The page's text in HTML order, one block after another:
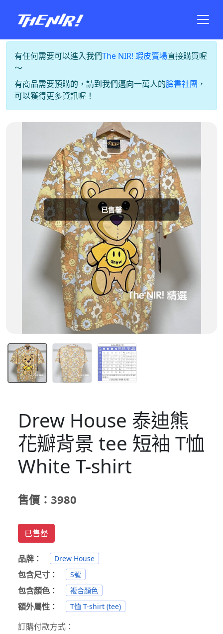
有任何需要可以進入我們The NIR! 蝦皮賣場直接購買喔
～
有商品需要預購的，請到我們邁向一萬人的臉書社團 ，
可以獲得更多資訊喔！
已售馨
Drew House 泰迪熊
花瓣背景 tee 短袖 T恤
White T-shirt
售價：3980
已售罄
品牌 ： Drew House
包含尺寸 ： S號
包含顏色 ： 複合顏色
額外屬性 ： T恤 T-shirt (tee)
訂購付款方式：